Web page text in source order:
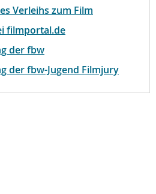
Verleihs zum Film
filmportal.de
der fbw
der fbw-Jugend Filmjury